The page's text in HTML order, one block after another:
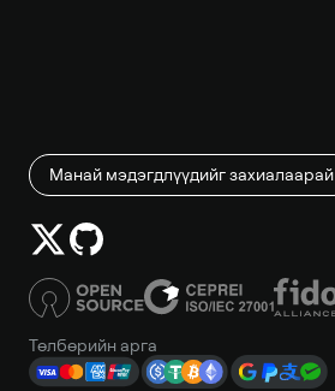
Манай мэдэгдлүүдийг захиалаарай
Төлбөрийн арга